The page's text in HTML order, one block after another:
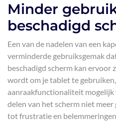
Minder
beschadigd
Een van de nadelen van een
verminderde gebruiksgemak
beschadigd scherm kan ervoor
wordt om je tablet te
aanraakfunctionaliteit mogelijk
delen van het scherm niet
tot frustratie en